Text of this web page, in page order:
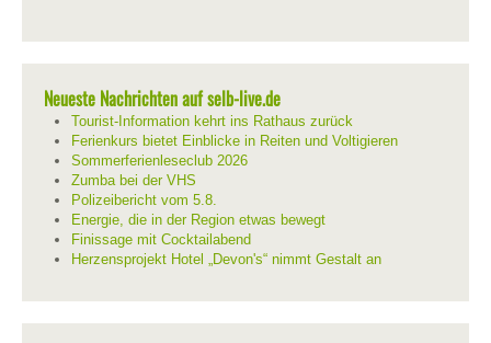
Neueste Nachrichten auf selb-live.de
Tourist-Information kehrt ins Rathaus zurück
Ferienkurs bietet Einblicke in Reiten und Voltigieren
Sommerferienleseclub 2026
Zumba bei der VHS
Polizeibericht vom 5.8.
Energie, die in der Region etwas bewegt
Finissage mit Cocktailabend
Herzensprojekt Hotel „Devon's“ nimmt Gestalt an